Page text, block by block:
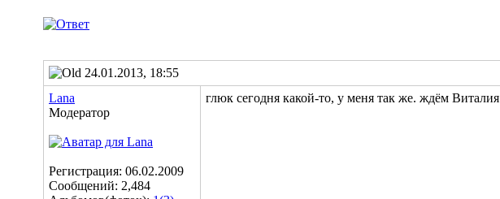
24.01.2013, 18:55
Lana
Модератор
Регистрация: 06.02.2009
Сообщений: 2,484
глюк сегодня какой-то, у меня так же. ждём Виталия